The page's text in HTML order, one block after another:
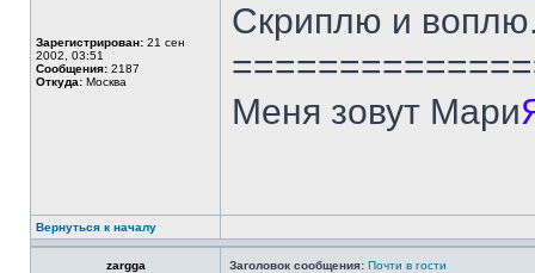
Зарегистрирован: 21 сен
2002, 03:51
Сообщения: 2187
Откуда: Москва
Скриплю и
Меня зовут Мари
Вернуться к началу
zargga Заголовок сообщения: Почти в гости